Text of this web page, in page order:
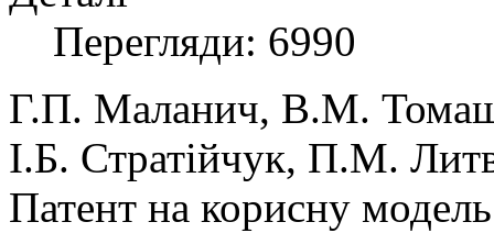
Перегляди: 6990
Г.П. Маланич, В.М.
І.Б. Стратійчук, П.М.
Патент на корисну